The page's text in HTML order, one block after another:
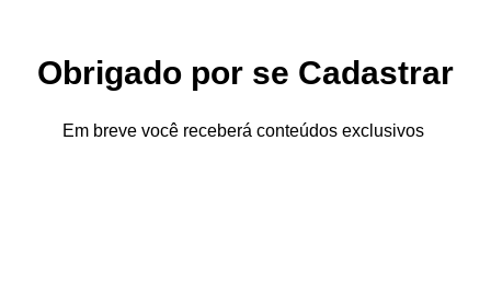
Obrigado por se Cadastrar
Em breve você receberá conteúdos exclusivos